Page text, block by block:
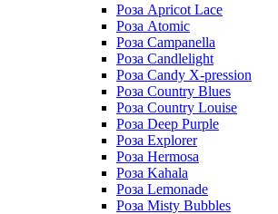
Роза Apricot Lace
Роза Atomic
Роза Campanella
Роза Candlelight
Роза Candy X-pression
Роза Country Blues
Роза Country Louise
Роза Deep Purple
Роза Explorer
Роза Hermosa
Роза Kahala
Роза Lemonade
Роза Misty Bubbles